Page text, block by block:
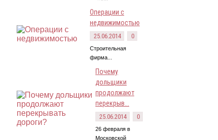
Операции с
недвижимостью
25.06.2014 0
Строительная
фирма...
Почему
дольщики
продолжают
перекрыв...
25.06.2014 0
26 февраля в
Московской